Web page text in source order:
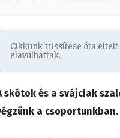
Cikkünk frissítése óta eltelt
elavulhattak.
skótok és a svájciak
a